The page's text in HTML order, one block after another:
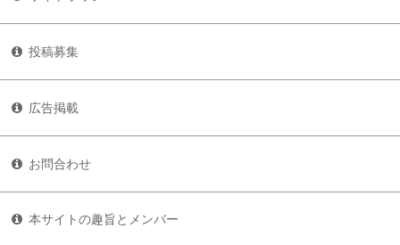
投稿募集
広告掲載
お問合わせ
本サイトの趣旨とメンバー